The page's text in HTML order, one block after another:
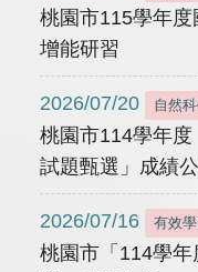
桃園市115學年
增能研習
2026/07/20 自然
桃園市114學年
試題甄選」成績
2026/07/16 有效
桃園市「114學